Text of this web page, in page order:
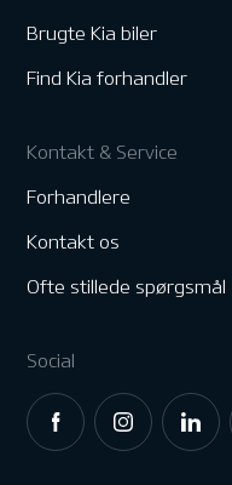
Brugte Kia biler
Find Kia forhandler
Kontakt & Service
Forhandlere
Kontakt os
Ofte stillede spørgsmål
Social